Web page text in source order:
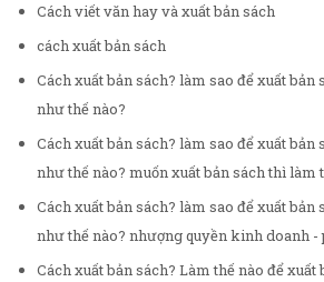
Cách viết văn hay và xuất bản sách
cách xuất bản sách
Cách xuất bản sách? làm sao để xuất bản
như thế nào?
Cách xuất bản sách? làm sao để xuất bản
như thế nào? muốn xuất bản sách thì làm
Cách xuất bản sách? làm sao để xuất bản
như thế nào? nhượng quyền kinh doanh -
Cách xuất bản sách? Làm thế nào để xuất